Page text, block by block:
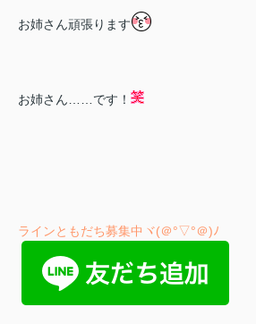
お姉さん頑張ります
お姉さん……です！
ラインともだち募集中ヾ(＠°▽°＠)ﾉ